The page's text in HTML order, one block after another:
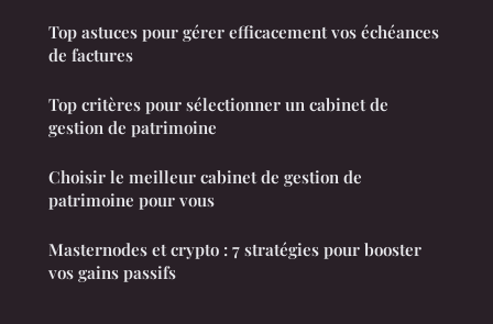
Top astuces pour gérer efficacement vos échéances
de factures
Top critères pour sélectionner un cabinet de
gestion de patrimoine
Choisir le meilleur cabinet de gestion de
patrimoine pour vous
Masternodes et crypto : 7 stratégies pour booster
vos gains passifs